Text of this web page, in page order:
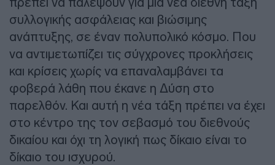
συλλογικής ασφάλειας και βιώσιμης
ανάπτυξης, σε έναν πολυπολικό κόσμο. Που
να αντιμετωπίζει τις σύγχρονες προκλήσεις
και κρίσεις χωρίς να επαναλαμβάνει τα
φοβερά λάθη που έκανε η Δύση στο
παρελθόν. Και αυτή η νέα τάξη πρέπει να έχει
στο κέντρο της τον σεβασμό του διεθνούς
δικαίου και όχι τη λογική πως δίκαιο είναι το
δίκαιο του ισχυρού.